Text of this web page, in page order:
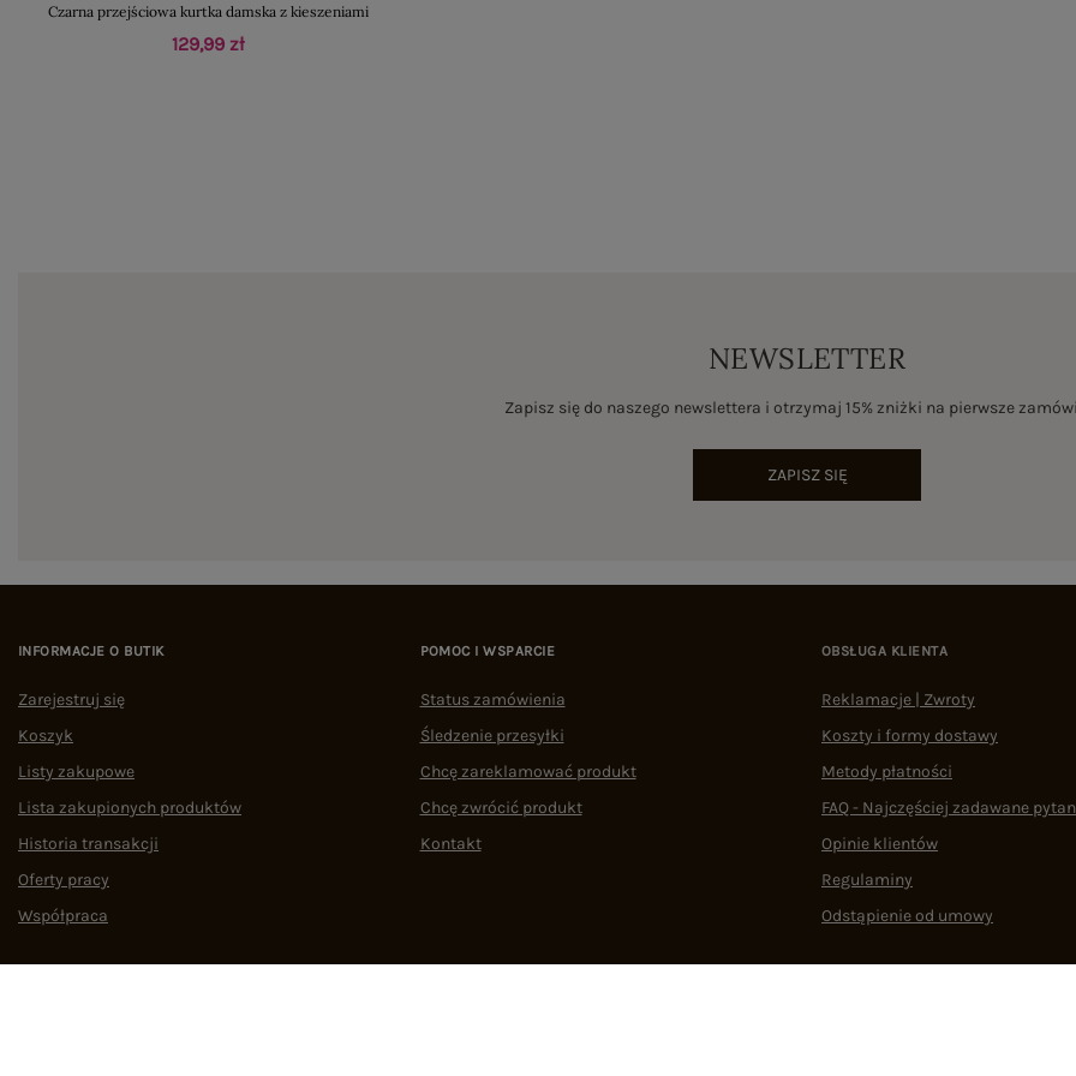
Czarna przejściowa kurtka damska z kieszeniami
129,99 zł
NEWSLETTER
Zapisz się do naszego newslettera i otrzymaj 15% zniżki na pierwsze
ZAPISZ SIĘ
INFORMACJE O BUTIK
Zarejestruj się
Koszyk
Listy zakupowe
Lista zakupionych produktów
Historia transakcji
Oferty pracy
Współpraca
POMOC I WSPARCIE
Status zamówienia
Śledzenie przesyłki
Chcę zareklamować produkt
Chcę zwrócić produkt
Kontakt
OBSŁUGA KLIENTA
Reklamacje | Zwroty
Koszty i formy dostawy
Metody płatności
FAQ - Najczęściej zadawane
Opinie klientów
Regulaminy
Odstąpienie od umowy